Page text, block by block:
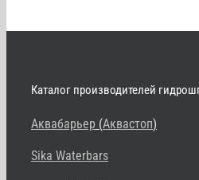
Каталог производителей
Аквабарьер (Аквастоп)
Sika Waterbars